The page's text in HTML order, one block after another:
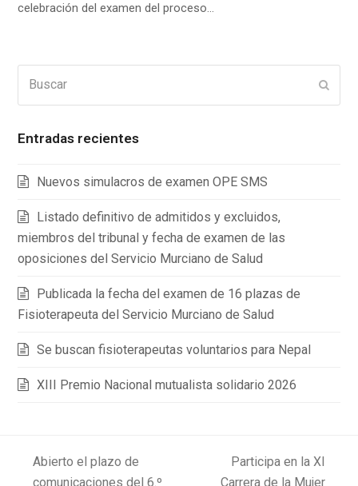
celebración del examen del proceso…
Entradas recientes
Nuevos simulacros de examen OPE SMS
Listado definitivo de admitidos y excluidos,
miembros del tribunal y fecha de examen de las
oposiciones del Servicio Murciano de Salud
Publicada la fecha del examen de 16 plazas de
Fisioterapeuta del Servicio Murciano de Salud
Se buscan fisioterapeutas voluntarios para Nepal
XIII Premio Nacional mutualista solidario 2026
Abierto el plazo de
comunicaciones del 6.º
Participa en la XI
Carrera de la Mujer